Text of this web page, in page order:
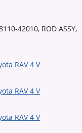
42010, ROD ASSY,